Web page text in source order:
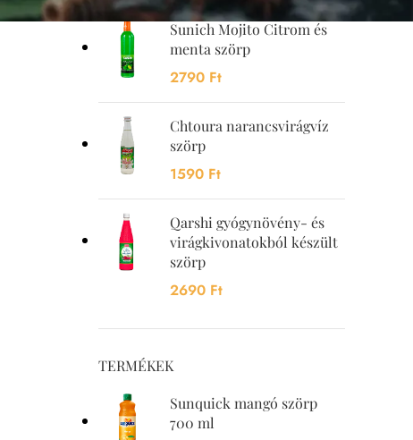
Sunich Mojito Citrom és
menta szörp
2790 Ft
Chtoura narancsvirágvíz
szörp
1590 Ft
Qarshi gyógynövény- és
virágkivonatokból készült
szörp
2690 Ft
TERMÉKEK
Sunquick mangó szörp
700 ml